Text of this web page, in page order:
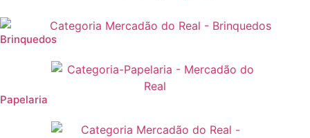
Brinquedos
Papelaria